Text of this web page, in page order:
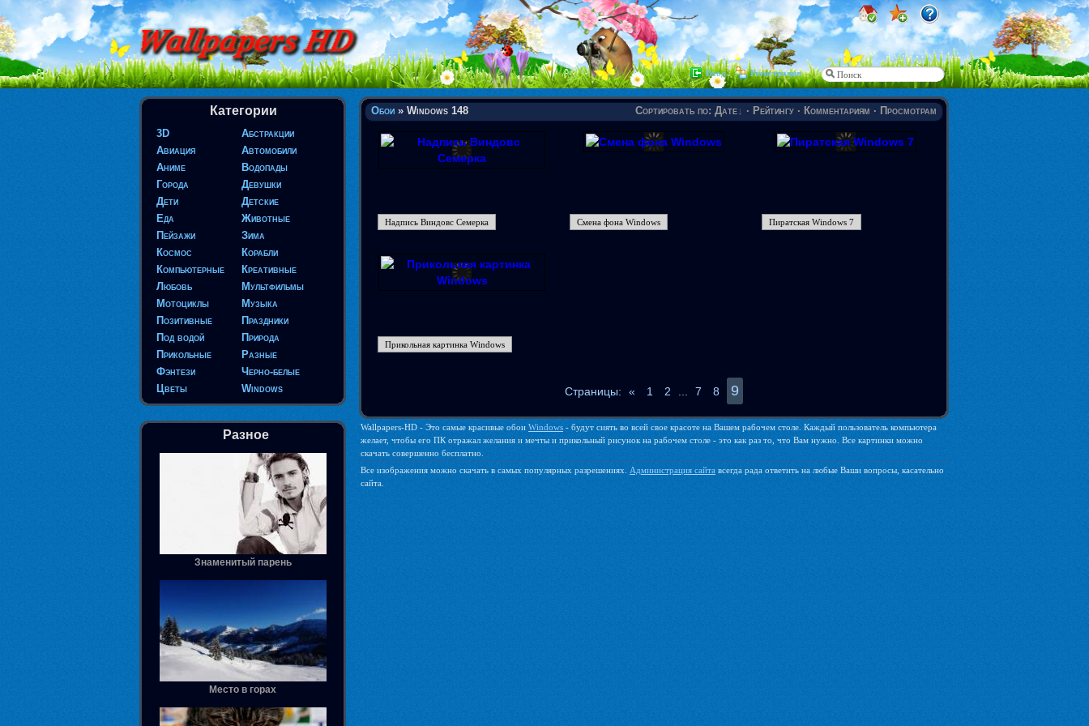
Вход Регистрация
Категории
3D
Абстракции
Авиация
Автомобили
Аниме
Водопады
Города
Девушки
Дети
Детские
Еда
Животные
Пейзажи
Зима
Космос
Корабли
Компьютерные
Креативные
Любовь
Мультфильмы
Мотоциклы
Музыка
Позитивные
Праздники
Под водой
Природа
Прикольные
Разные
Фэнтези
Черно-белые
Цветы
Windows
Разное
Знаменитый парень
Место в горах
Сортировать по: Дате · Рейтингу · Комментариям · Просмотрам
Обои » Windows 148
Надпись Виндовс Семерка Смена фона Windows Пиратская Windows 7
Прикольная картинка Windows
Страницы: « 1 2 7 8 9
Wallpapers-HD - Это самые красивые обои Windows - будут сиять во всей свое красоте на Вашем рабочем столе. Каждый пользователь компьютера
желает, чтобы его ПК отражал желания и мечты и прикольный рисунок на рабочем столе - это как раз то, что Вам нужно. Все картинки можно
скачать совершенно бесплатно.
Все изображения можно скачать в самых популярных разрешениях. Администрация сайта всегда рада ответить на любые Ваши вопросы, касательно
сайта.